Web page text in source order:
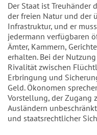
Der Staat ist Treuhänder
der freien Natur und der
Infrastruktur, und er
jedermann verfügbaren
Ämter, Kammern,
erhalten. Bei der
Rivalität zwischen
Erbringung und
Geld. Ökonomen
Vorstellung, der Zugang
Ausländern
und staatsrechtlicher